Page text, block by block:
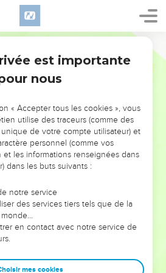
PAS L’ÉVÉNEMENT
L’ANNÉE !
POUVAIENT VOUS ÉVITER LES
VOTRES ?
on voit moins les doutes, les erreurs
ont traversés, alors même que ce
qui les ont façonnés.
entrepreneurs, et responsables
de sagesse afin que leurs erreurs
est importante
nous
« Accepter tous les cookies », vous
utilise des traceurs (comme des
de votre compte utilisateur) et
personnel (comme vos
les informations renseignées dans
dans les buts suivants :
notre service
des services tiers tels que de la
monde…
en contact avec notre service de
mes cookies